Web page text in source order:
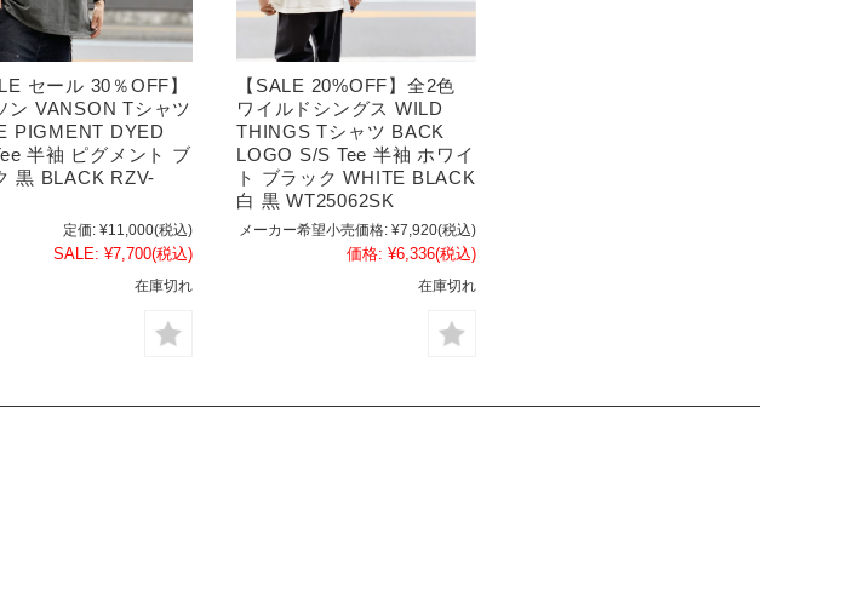
セール 30％OFF】
ン VANSON Tシャツ
PIGMENT DYED
半袖 ピグメント ブ
黒 BLACK RZV-
定価: ¥11,000(税込)
SALE: ¥7,700(税込)
在庫切れ
【SALE 20%OFF】全2色
ワイルドシングス WILD
THINGS Tシャツ BACK
LOGO S/S Tee 半袖 ホワイ
ト ブラック WHITE BLACK
白 黒 WT25062SK
メーカー希望小売価格: ¥7,920(税込)
価格: ¥6,336(税込)
在庫切れ